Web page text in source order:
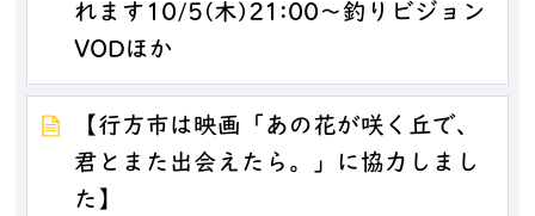
れます10/5(木)21:00～釣りビジョン
VODほか
【行方市は映画「あの花が咲く丘で、
君とまた出会えたら。」に協力しまし
た】